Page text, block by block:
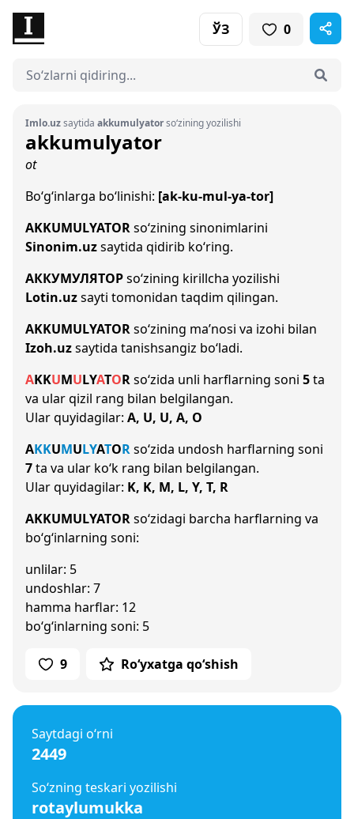
ЎЗ 0
Imlo.uzsaytida akkumulyatorso‘zining yozilishi
akkumulyator
ot
Bo‘g‘inlarga bo‘linishi: [ak-ku-mul-ya-tor]
AKKUMULYATORso‘zining sinonimlarini
Sinonim.uzsaytida qidirib ko‘ring.
АККУМУЛЯТОРso‘zining kirillcha yozilishi
Lotin.uzsayti tomonidan taqdim qilingan.
AKKUMULYATORso‘zining ma’nosi va izohi bilan
Izoh.uzsaytida tanishsangiz bo‘ladi.
AKKUMULYATORso‘zida unli harflarning soni 5ta
va ular qizil rang bilan belgilangan.
Ular quyidagilar: A, U, U, A, O
AKKUMULYATORso‘zida undosh harflarning soni
7ta va ular ko‘k rang bilan belgilangan.
Ular quyidagilar: K, K, M, L, Y, T, R
AKKUMULYATORso‘zidagi barcha harflarning va
bo‘g‘inlarning soni:
unlilar: 5
undoshlar: 7
hamma harflar: 12
bo‘g‘inlarning soni: 5
9 Ro‘yxatga qo‘shish
Saytdagi o‘rni
2449
So‘zning teskari yozilishi
rotaylumukka